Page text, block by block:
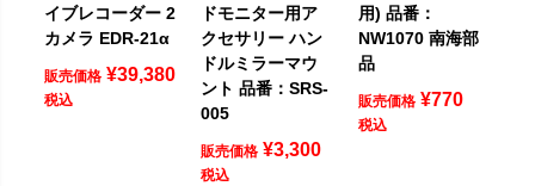
イブレコーダー 2
カメラ EDR-21α
販売価格 ¥39,380
税込
ドモニター用ア
クセサリー ハン
ドルミラーマウ
ント 品番：SRS-
005
販売価格 ¥3,300
税込
用) 品番：
NW1070 南海部
品
販売価格 ¥770
税込